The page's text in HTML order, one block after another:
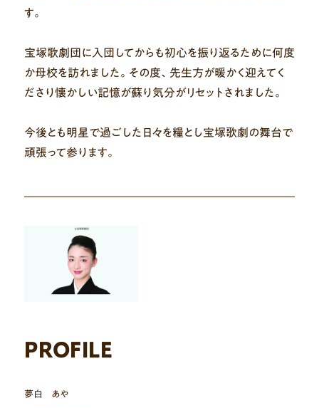
す。
宝塚歌劇団に入団してからも初心を振り返るために何度
か母校を訪れました。その度、先生方が暖かく迎えてく
ださり懐かしい記憶が蘇り気分がリセットされました。
今後とも明星で過ごした日々を糧とし宝塚歌劇の舞台で
頑張って参ります。
PROFILE
夢白 あや